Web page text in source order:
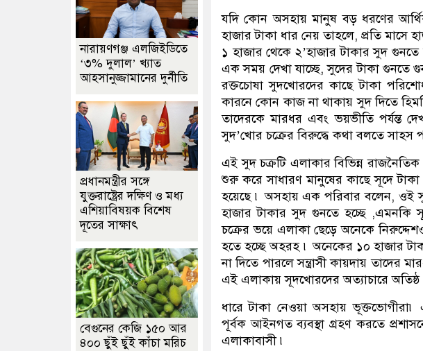
যদি কোন অসহায় মানুষ বড় ধরণের
হাজার টাকা ধার নেয় তাহলে, প্রতি মাসে
১ হাজার থেকে ২’হাজার টাকার সুদ
এক সময় দেখা যাচ্ছে, সুদের টাকা গুনতে
রক্তচোষা সুদখোরদের কাছে টাকা
কারনে কোন কাজ না থাকায় সুদ দিতে
তাদেরকে মারধর এবং ভয়ভীতি পর্যন্ত
সুদ’খোর চক্রের বিরুদ্ধে কথা বলতে সাহস
এই সুদ চক্রটি এলাকার বিভিন্ন
শুরু করে সাধারণ মানুষের কাছে সূদে
হয়েছে ৷ অসহায় এক পরিবার বলেন, ওই
হাজার টাকার সুদ গুনতে হচ্ছে ,এমনকি
চক্রের ভয়ে এলাকা ছেড়ে অনেকে
হতে হচ্ছে অহরহ ৷ অনেকের ১০ হাজার
না দিতে পারলে সন্ত্রাসী কায়দায় তাদের
এই এলাকায় সূদখোরদের অত্যাচারে অতিষ্ঠ
ধারে টাকা নেওয়া অসহায় ভূক্তভোগীরা৷
পূর্বক আইনগত ব্যবস্থা গ্রহণ করতে
এলাকাবাসী ৷
নারায়ণগঞ্জ এলজিইডিতে
‘৩% দুলাল’ খ্যাত
আহসানুজ্জামানের দুর্নীতি
প্রধানমন্ত্রীর সঙ্গে
যুক্তরাষ্ট্রের দক্ষিণ ও মধ্য
এশিয়াবিষয়ক বিশেষ
দূতের সাক্ষাৎ
বেগুনের কেজি ১৫০ আর
৪০০ ছুঁই ছুঁই কাঁচা মরিচ